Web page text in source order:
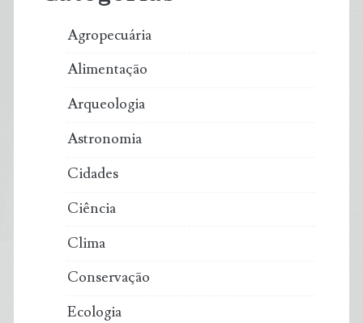
Agropecuária
Alimentação
Arqueologia
Astronomia
Cidades
Ciência
Clima
Conservação
Ecologia